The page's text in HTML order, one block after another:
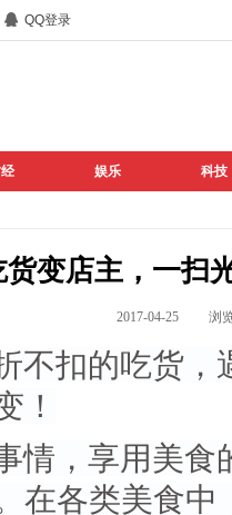
QQ登录
娱乐 科技
货变店主，一扫
2017-04-25 浏
不扣的吃货
！
情，享用美
在各类美食